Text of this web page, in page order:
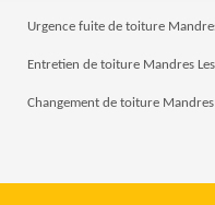
Urgence fuite de toiture
Entretien de toiture Mandres
Changement de toiture Mandres